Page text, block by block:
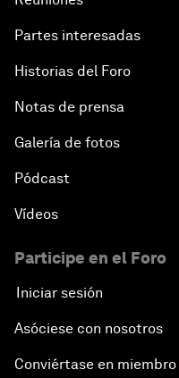
Partes interesadas
Historias del Foro
Notas de prensa
Galería de fotos
Pódcast
Vídeos
Participe en el Foro
Iniciar sesión
Asóciese con nosotros
Conviértase en miembro